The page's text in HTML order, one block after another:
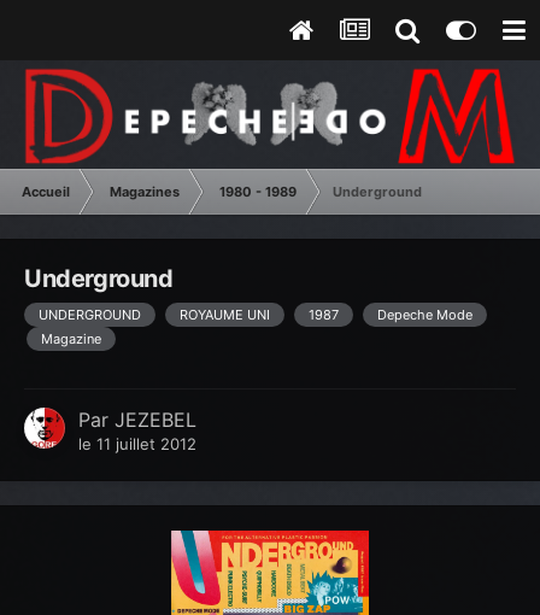
Accueil Magazines 1980 - 1989 Underground
Underground
UNDERGROUND ROYAUME UNI 1987
Depeche Mode
Magazine
Par JEZEBEL
le 11 juillet 2012